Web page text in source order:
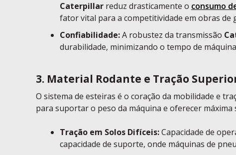
Caterpillar reduz drasticamente o consumo
fator vital para a competitividade em obras de
Confiabilidade:A robustez da transmissão
durabilidade, minimizando o tempo de
3. Material Rodante e Tração
O sistema de esteiras é o coração da mobilidade e
para suportar o peso da máquina e oferecer
Tração em Solos Difíceis:Capacidade de
capacidade de suporte, onde máquinas de